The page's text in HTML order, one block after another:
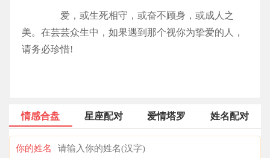
爱，或生死相守，或奋不顾身，或成人之
美。在芸芸众生中，如果遇到那个视你为挚爱的人，
请务必珍惜!
情感合盘 星座配对 爱情塔罗 姓名配对
你的姓名